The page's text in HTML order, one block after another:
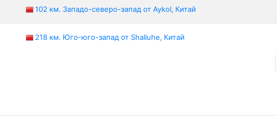
102 км. Западо-северо-запад от Aykol, Китай
218 км. Юго-юго-запад от Shaliuhe, Китай